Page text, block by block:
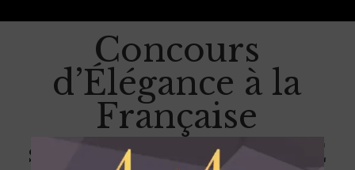
Concours
d’Élégance à la
Française
sous l’égide de la FFVE